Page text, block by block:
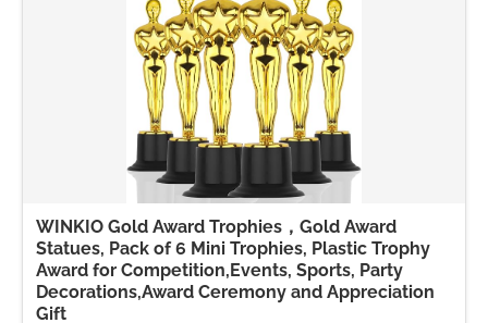
WINKIO Gold Award Trophies，Gold Award
Statues, Pack of 6 Mini Trophies, Plastic Trophy
Award for Competition,Events, Sports, Party
Decorations,Award Ceremony and Appreciation
Gift